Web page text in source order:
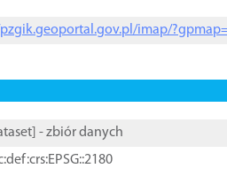
imap/
] - zbiór danych